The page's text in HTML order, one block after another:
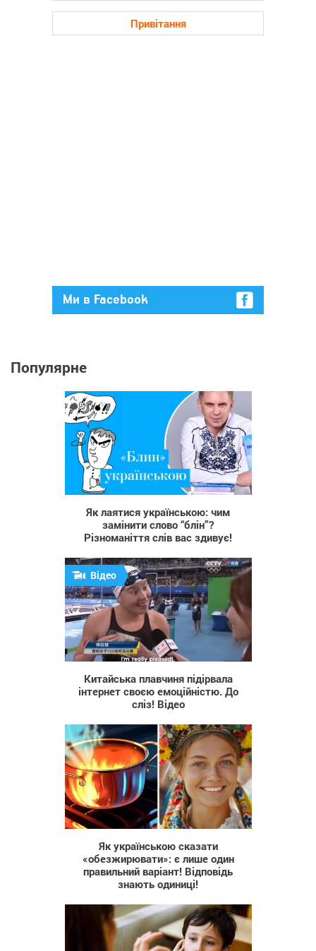
Привітання
Ми в Facebook
Популярне
400
Як лаятися українською: чим
замінити слово “блін”?
Різноманіття слів вас здивує!
944
Відео
Китайська плавчиня підірвала
інтернет своєю емоційністю. До
сліз! Відео
836
Як українською сказати
«обезжирювати»: є лише один
правильний варіант! Відповідь
знають одиниці!